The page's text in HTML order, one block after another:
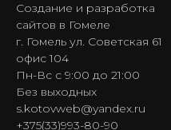
Создание и разработка
сайтов в Гомеле
г. Гомель ул. Советская 61
офис 104
Пн-Вс с 9:00 до 21:00
Без выходных
s.kotovweb@yandex.ru
+375(33)993-80-90